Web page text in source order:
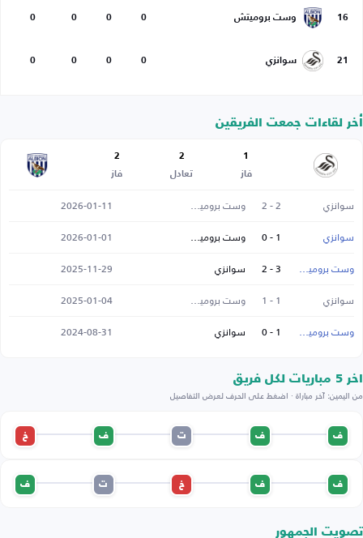
16 وست بروميتش 0
0
0
0
21 سوانزي 0
0
0
0
أخر لقاءات جمعت الفريقين
1
فاز
2
تعادل
2
فاز
سوانزي 2 - 2 وست بروميتش
2026-01-11
سوانزي
1 - 0 وست بروميتش
2026-01-01
وست بروميتش
3 - 2 سوانزي
2025-11-29
سوانزي
1 - 1 وست بروميتش
2025-01-04
وست بروميتش
1 - 0 سوانزي 2024-08-31
اخر 5 مباريات لكل فريق
من اليمين: آخر مباراة · اضغط على الحرف لعرض التفاصيل
ف ف ت ف خ
ف ف خ ت ف
تصويت الجمهور